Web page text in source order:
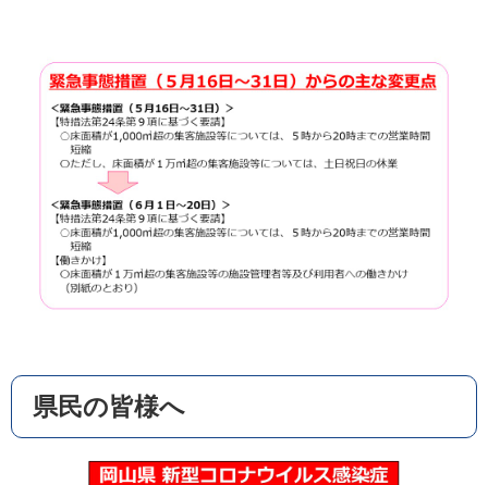
県民の皆様へ